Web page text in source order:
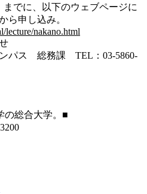
までに、以下のウェブページに
ら申し込み。
lecture/nakano.html
パス 総務課 TEL：03-5860-
の総合大学。■